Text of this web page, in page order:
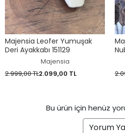
Majensia Leofer Yumuşak
Deri Ayakkabı 151129
Majensia
2.999,00 TL2.099,00 TL
Bu ürün için henüz
Yorum